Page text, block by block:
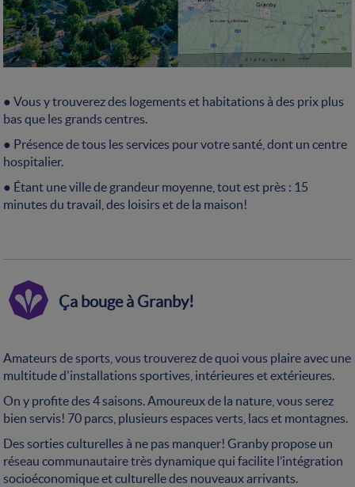
● Vous y trouverez des logements et habitations à des prix plus
bas que les grands centres.
● Présence de tous les services pour votre santé, dont un centre
hospitalier.
● Étant une ville de grandeur moyenne, tout est près : 15
minutes du travail, des loisirs et de la maison!
Ça bouge à Granby!
Amateurs de sports, vous trouverez de quoi vous plaire avec une
multitude d'installations sportives, intérieures et extérieures.
On y profite des 4 saisons. Amoureux de la nature, vous serez
bien servis! 70 parcs, plusieurs espaces verts, lacs et montagnes.
Des sorties culturelles à ne pas manquer! Granby propose un
réseau communautaire très dynamique qui facilite l’intégration
socioéconomique et culturelle des nouveaux arrivants.